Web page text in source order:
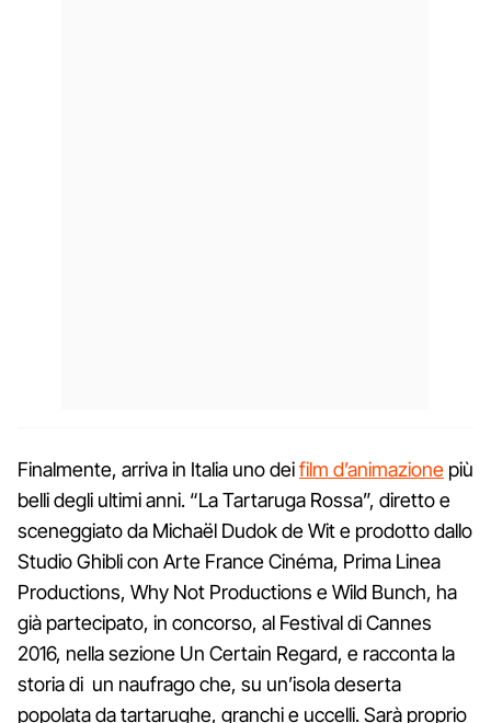
Finalmente, arriva in Italia uno deifilm d’animazione più
belli degli ultimi anni. “La Tartaruga Rossa”, diretto e
sceneggiato da Michaël Dudok de Wit e prodotto dallo
Studio Ghibli con Arte France Cinéma, Prima Linea
Productions, Why Not Productions e Wild Bunch, ha
già partecipato, in concorso, al Festival di Cannes
2016, nella sezione Un Certain Regard, e racconta la
storia di un naufrago che, su un’isola deserta
popolata da tartarughe, granchi e uccelli. Sarà proprio